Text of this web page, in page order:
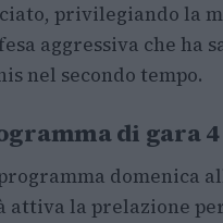
privilegiando la
aggressiva che ha
nel secondo tempo.
di gara 4
domenica
attiva la prelazione